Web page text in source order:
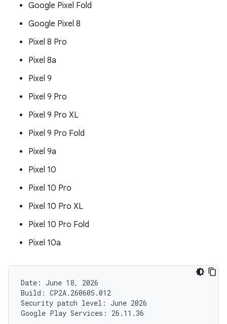
Google Pixel Fold
Google Pixel 8
Pixel 8 Pro
Pixel 8a
Pixel 9
Pixel 9 Pro
Pixel 9 Pro XL
Pixel 9 Pro Fold
Pixel 9a
Pixel 10
Pixel 10 Pro
Pixel 10 Pro XL
Pixel 10 Pro Fold
Pixel 10a
Date: June 18, 2026
Build: CP2A.260605.012
Security patch level: June 2026